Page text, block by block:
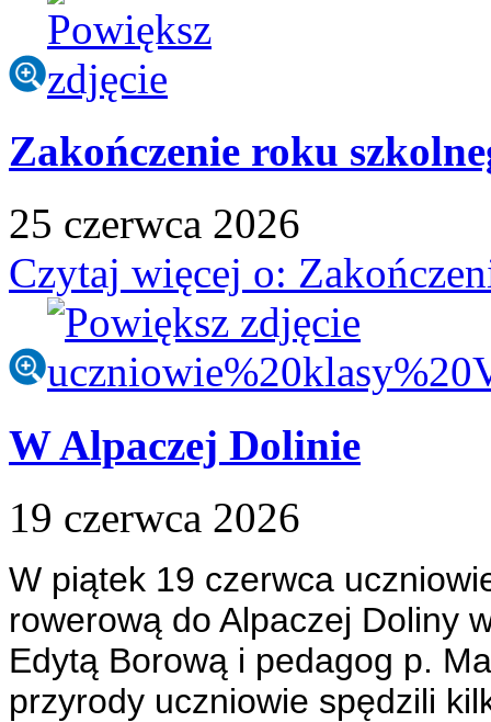
Zakończenie roku
25 czerwca 2026
Czytaj więcej o:
W Alpaczej Dolinie
19 czerwca 2026
W piątek 19 czerwca
rowerową do Alpaczej Doliny
Edytą Borową i pedagog p.
przyrody uczniowie spędzili